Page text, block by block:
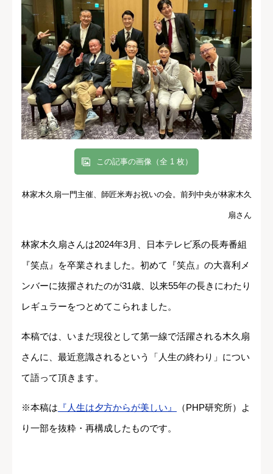
この記事の画像（全 1 枚）
林家木久扇一門主催、師匠米寿お祝いの会。前列中央が林家木久
扇さん
林家木久扇さんは2024年3月、日本テレビ系の長寿番組
『笑点』を卒業されました。初めて『笑点』の大喜利メ
ンバーに抜擢されたのが31歳、以来55年の長きにわたり
レギュラーをつとめてこられました。
本稿では、いまだ現役として第一線で活躍される木久扇
さんに、最近意識されるという「人生の終わり」につい
て語って頂きます。
※本稿は 『人生は夕方からが美しい』
（PHP研究所）よ
り一部を抜粋・再構成したものです。